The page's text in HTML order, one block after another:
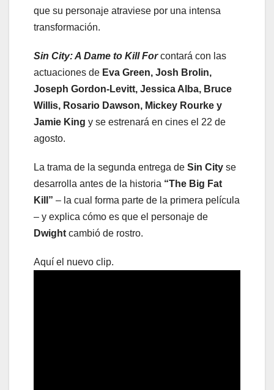
que su personaje atraviese por una intensa
transformación.
Sin City: A Dame to Kill Forcontará con las
actuaciones de Eva Green, Josh Brolin,
Joseph Gordon-Levitt, Jessica Alba, Bruce
Willis, Rosario Dawson, Mickey Rourke y
Jamie King y se estrenará en cines el 22 de
agosto.
La trama de la segunda entrega de Sin City se
desarrolla antes de la historia “The Big Fat
Kill” – la cual forma parte de la primera película
– y explica cómo es que el personaje de
Dwight cambió de rostro.
Aquí el nuevo clip.